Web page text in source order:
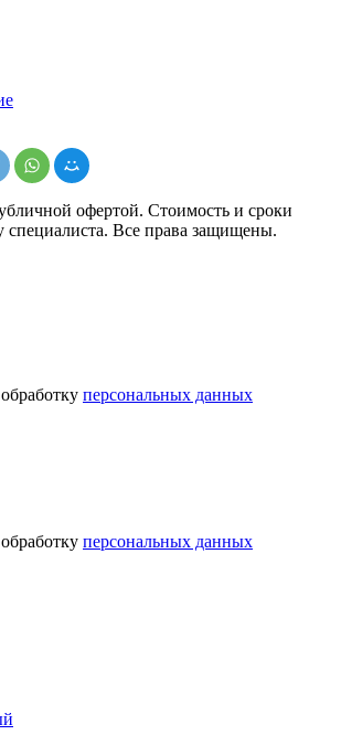
офертой. Стоимость и сроки
специалиста. Все права защищены.
персональных данных
персональных данных